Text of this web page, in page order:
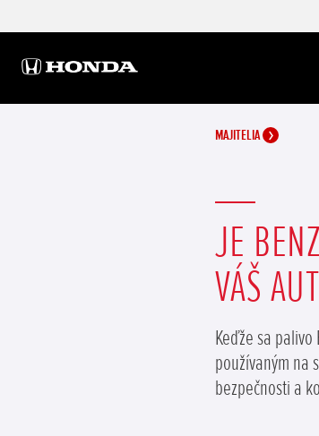
MAJITELIA
JE
VÁŠ
Keďže sa
používaným na
bezpečnosti a